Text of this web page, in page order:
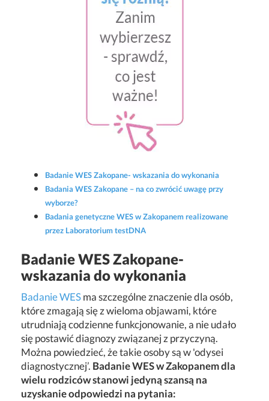
Badanie WES Zakopane- wskazania do wykonania
Badania WES Zakopane – na co zwrócić uwagę przy
wyborze?
Badania genetyczne WES w Zakopanem realizowane
przez Laboratorium testDNA
Badanie WES Zakopane-
wskazania do wykonania
Badanie WESma szczególne znaczenie dla osób,
które zmagają się z wieloma objawami, które
utrudniają codzienne funkcjonowanie, a nie udało
się postawić diagnozy związanej z przyczyną.
Można powiedzieć, że takie osoby są w 'odysei
diagnostycznej’. Badanie WES w Zakopanem dla
wielu rodziców stanowi jedyną szansą na
uzyskanie odpowiedzi na pytania: